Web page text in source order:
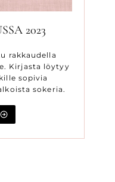
2023
rakkaudella
Kirjasta löytyy
sopivia
sokeria.